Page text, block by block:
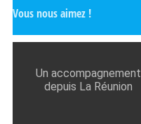
Vous nous aimez !
Un accompagnement
depuis La Réunion